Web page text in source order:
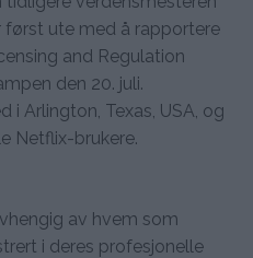
først ute med å rapportere
and Regulation
den 20. juli.
i Arlington, Texas, USA, og
Netflix-brukere.
av hvem som
i deres profesjonelle